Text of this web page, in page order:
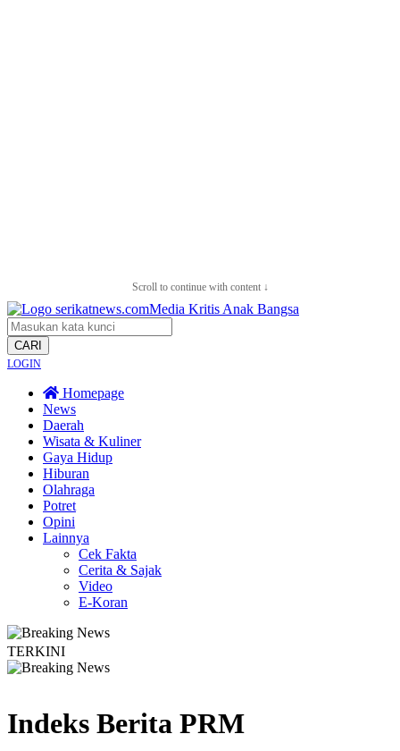
Scroll to continue with content ↓
CARI
LOGIN
Homepage
News
Daerah
Wisata & Kuliner
Gaya Hidup
Hiburan
Olahraga
Potret
Opini
Lainnya
Cek Fakta
Cerita & Sajak
Video
E-Koran
TERKINI
Indeks Berita PRM